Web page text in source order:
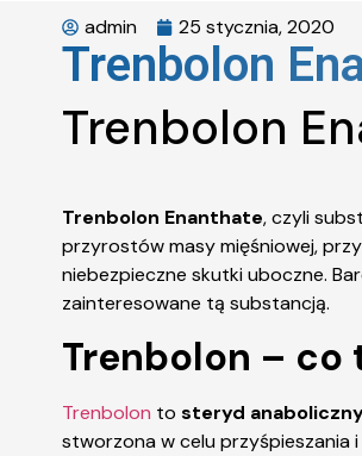
admin 25 stycznia, 2020
Trenbolon
Trenbolon
Trenbolon Enanthate, czyli
przyrostów masy mięśniowej,
niebezpieczne skutki uboczne.
zainteresowane tą substancją.
Trenbolon – co
Trenbolon to steryd
stworzona w celu przyśpieszania